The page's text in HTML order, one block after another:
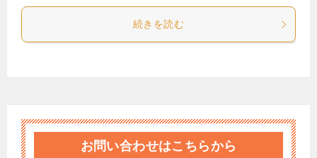
続きを読む
お問い合わせはこちらから